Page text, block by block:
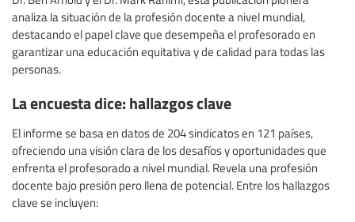
analiza la situación de la profesión docente a nivel mundial,
destacando el papel clave que desempeña el profesorado en
garantizar una educación equitativa y de calidad para todas las
personas.
La encuesta dice: hallazgos clave
El informe se basa en datos de 204 sindicatos en 121 países,
ofreciendo una visión clara de los desafíos y oportunidades que
enfrenta el profesorado a nivel mundial. Revela una profesión
docente bajo presión pero llena de potencial. Entre los hallazgos
clave se incluyen: